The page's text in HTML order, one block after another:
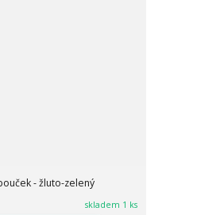
- žluto-zelený
skladem 1 ks